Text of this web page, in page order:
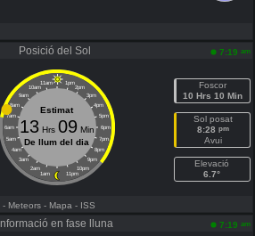
Posició del Sol 7:19 am
11am 1pm
10am 2pm
9am 3pm
8am 4pm
7am 5pm
6am 6pm
5am 7pm
4am 8pm
3am 9pm
2am 10pm
1am 11pm
Estimat
13Hrs 09Min
De llum del dia
Foscor
10 Hrs 10 Min
Sol posat
8:28 pm
Avui
Elevació
6.7°
- Meteors - Mapa - ISS
Informació en fase lluna 7:19 am